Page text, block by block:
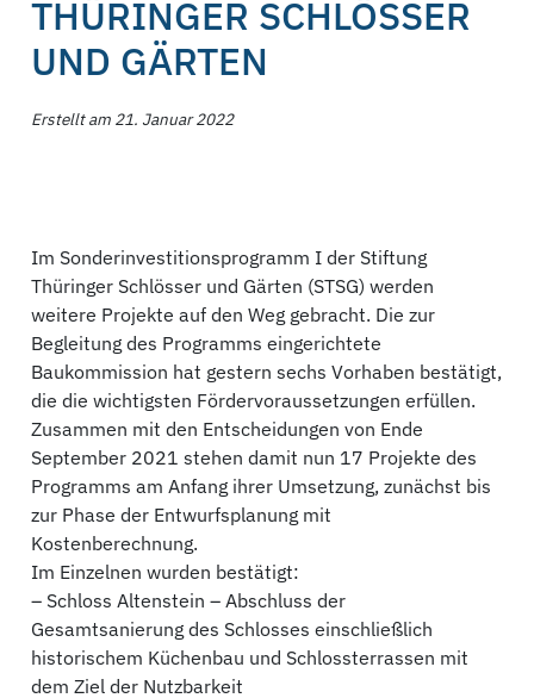
THÜRINGER SCHLÖSSER
UND GÄRTEN
Erstellt am 21. Januar 2022
Im Sonderinvestitionsprogramm I der Stiftung
Thüringer Schlösser und Gärten (STSG) werden
weitere Projekte auf den Weg gebracht. Die zur
Begleitung des Programms eingerichtete
Baukommission hat gestern sechs Vorhaben bestätigt,
die die wichtigsten Fördervoraussetzungen erfüllen.
Zusammen mit den Entscheidungen von Ende
September 2021 stehen damit nun 17 Projekte des
Programms am Anfang ihrer Umsetzung, zunächst bis
zur Phase der Entwurfsplanung mit
Kostenberechnung.
Im Einzelnen wurden bestätigt:
– Schloss Altenstein – Abschluss der
Gesamtsanierung des Schlosses einschließlich
historischem Küchenbau und Schlossterrassen mit
dem Ziel der Nutzbarkeit